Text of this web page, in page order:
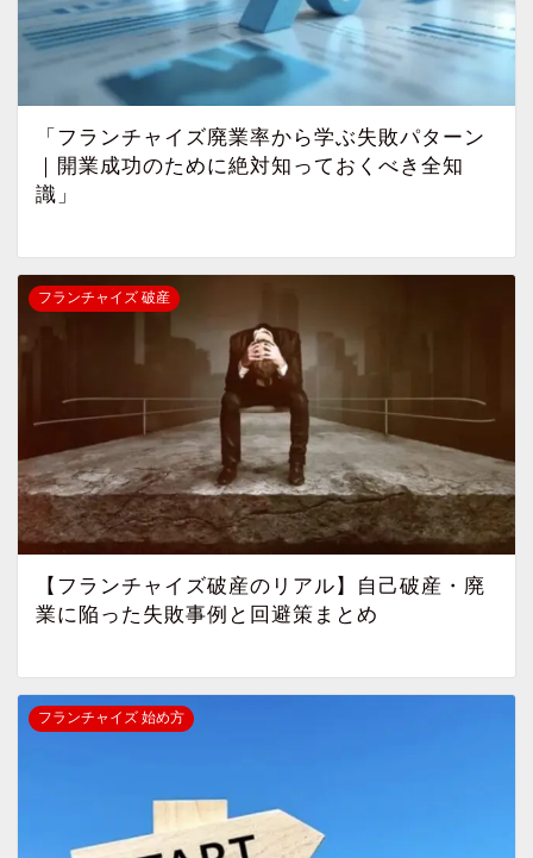
「フランチャイズ廃業率から学ぶ失敗パターン
｜開業成功のために絶対知っておくべき全知
識」
フランチャイズ 破産
【フランチャイズ破産のリアル】自己破産・廃
業に陥った失敗事例と回避策まとめ
フランチャイズ 始め方